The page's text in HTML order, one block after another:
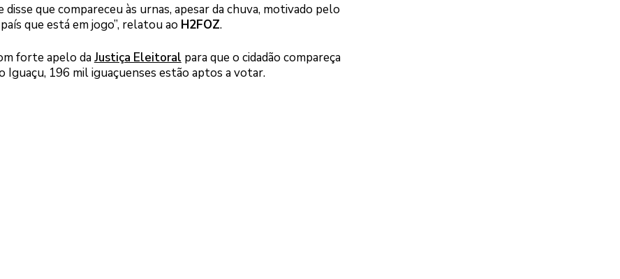
que compareceu às urnas, apesar da chuva, motivado pelo
que está em jogo”, relatou ao H2FOZ.
forte apelo daJustiça Eleitoral para que o cidadão compareça
Iguaçu, 196 mil iguaçuenses estão aptos a votar.